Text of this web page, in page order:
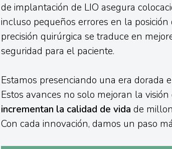
de implantación de LIO asegura
incluso pequeños errores en la
precisión quirúrgica se traduce en
seguridad para el paciente.
Estamos presenciando una era dorada
Estos avances no solo mejoran la
incrementan la calidad de vida de
Con cada innovación, damos un paso